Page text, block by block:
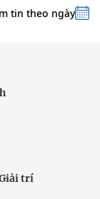
tin theo ngày
trí